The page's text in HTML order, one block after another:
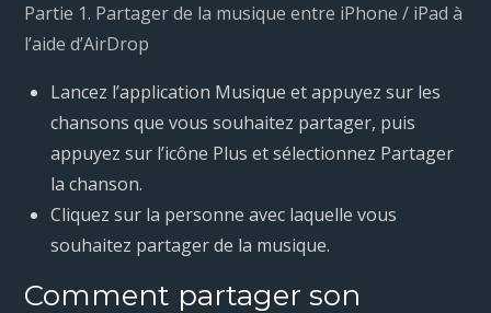
Partie 1. Partager de la musique entre iPhone / iPad à
l’aide d’AirDrop
Lancez l’application Musique et appuyez sur les
chansons que vous souhaitez partager, puis
appuyez sur l’icône Plus et sélectionnez Partager
la chanson.
Cliquez sur la personne avec laquelle vous
souhaitez partager de la musique.
Comment partager son